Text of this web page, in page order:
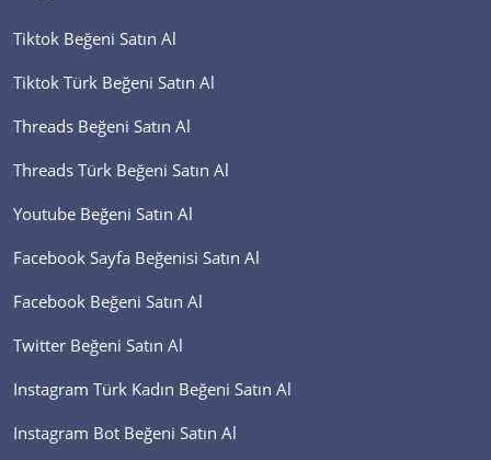
Tiktok Beğeni Satın Al
Tiktok Türk Beğeni Satın Al
Threads Beğeni Satın Al
Threads Türk Beğeni Satın Al
Youtube Beğeni Satın Al
Facebook Sayfa Beğenisi Satın Al
Facebook Beğeni Satın Al
Twitter Beğeni Satın Al
Instagram Türk Kadın Beğeni Satın Al
Instagram Bot Beğeni Satın Al